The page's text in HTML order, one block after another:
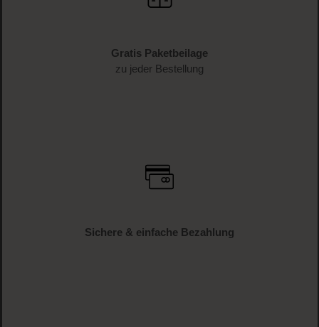
Gratis Paketbeilage
zu jeder Bestellung
Sichere & einfache Bezahlung